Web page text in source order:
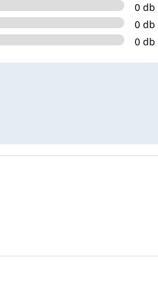
0 db
0 db
0 db